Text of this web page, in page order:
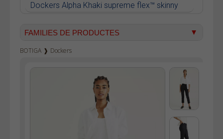
Dockers Alpha Khaki supreme flex™ skinny
Dockers Smart 360 flex California Khaki Skinny
Dockers Go Airweave Chino Slim
FAMILIES DE PRODUCTES
Texà home
BOTIGA ❱ Dockers